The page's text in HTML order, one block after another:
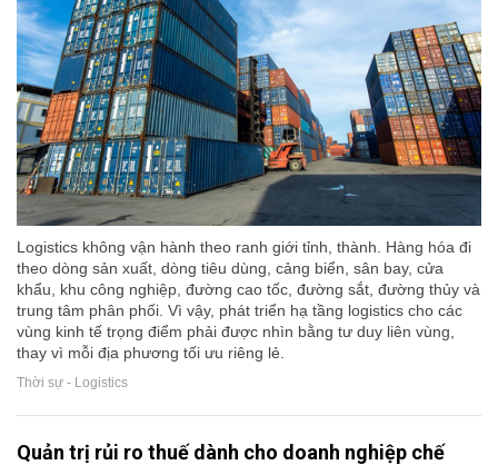
Logistics không vận hành theo ranh giới tỉnh, thành. Hàng hóa đi
theo dòng sản xuất, dòng tiêu dùng, cảng biển, sân bay, cửa
khẩu, khu công nghiệp, đường cao tốc, đường sắt, đường thủy và
trung tâm phân phối. Vì vậy, phát triển hạ tầng logistics cho các
vùng kinh tế trọng điểm phải được nhìn bằng tư duy liên vùng,
thay vì mỗi địa phương tối ưu riêng lẻ.
Thời sự - Logistics
Quản trị rủi ro thuế dành cho doanh nghiệp chế